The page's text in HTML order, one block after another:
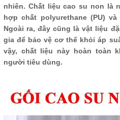
nhiên. Chất liệu cao su non là
hợp chất polyurethane (PU)
Ngoài ra, đây cũng là vật liệu
gia để bảo vệ cơ thể khỏi áp
vậy, chất liệu này hoàn toàn
người tiêu dùng.